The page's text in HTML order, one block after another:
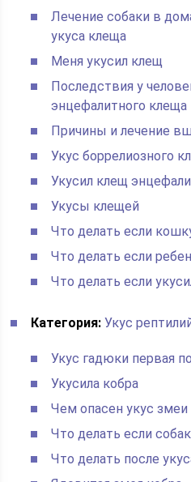
Лечение собаки в
укуса клеща
Меня укусил клещ
Последствия у
энцефалитного клеща
Причины и лечение
Укус боррелиозного
Укусил клещ
Укусы клещей
Что делать если
Что делать если
Что делать если
Категория: Укус
Укус гадюки первая
Укусила кобра
Чем опасен укус змеи
Что делать если
Что делать после